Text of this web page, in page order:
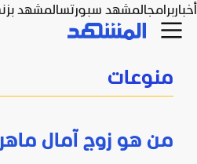
أخباربرامجالمشهد سبورتسالمشهد
منوعات
من هو زوج آمال